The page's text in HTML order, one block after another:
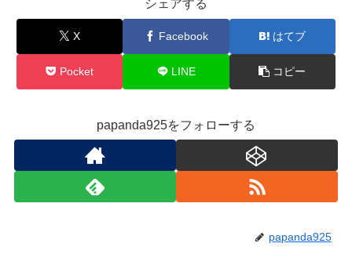
シェアする
X Facebook はてブ
Pocket LINE コピー
papanda925をフォローする
papanda925